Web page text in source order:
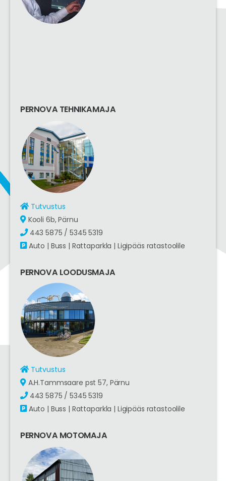
PERNOVA TEHNIKAMAJA
Tutvustus
Kooli 6b, Pärnu
443 5875 / 5345 5319
Auto | Buss | Rattaparkla | Ligipääs ratastoolile
PERNOVA LOODUSMAJA
Tutvustus
A.H.Tammsaare pst 57, Pärnu
443 5875 / 5345 5319
Auto | Buss | Rattaparkla | Ligipääs ratastoolile
PERNOVA MOTOMAJA